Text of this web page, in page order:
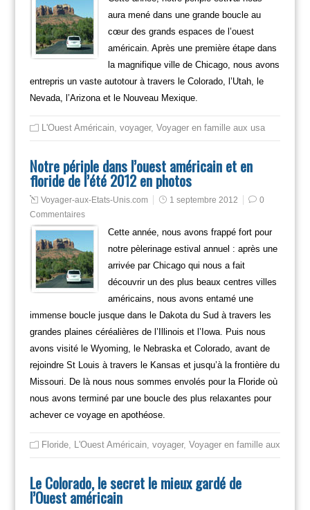
aura mené dans une grande boucle au
cœur des grands espaces de l’ouest
américain. Après une première étape dans
la magnifique ville de Chicago, nous avons
entrepris un vaste autotour à travers le Colorado, l’Utah, le
Nevada, l’Arizona et le Nouveau Mexique.
L'Ouest Américain, voyager, Voyager en famille aux usa
Notre périple dans l’ouest américain et en
floride de l’été 2012 en photos
Voyager-aux-Etats-Unis.com 1 septembre 2012
0
Commentaires
Cette année, nous avons frappé fort pour
notre pèlerinage estival annuel : après une
arrivée par Chicago qui nous a fait
découvrir un des plus beaux centres villes
américains, nous avons entamé une
immense boucle jusque dans le Dakota du Sud à travers les
grandes plaines céréalières de l’Illinois et l’Iowa. Puis nous
avons visité le Wyoming, le Nebraska et Colorado, avant de
rejoindre St Louis à travers le Kansas et jusqu’à la frontière du
Missouri. De là nous nous sommes envolés pour la Floride où
nous avons terminé par une boucle des plus relaxantes pour
achever ce voyage en apothéose.
Floride, L'Ouest Américain, voyager, Voyager en famille aux usa
Le Colorado, le secret le mieux gardé de
l’Ouest américain